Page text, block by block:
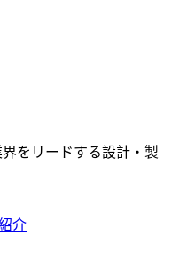
をリードする設計・製
介